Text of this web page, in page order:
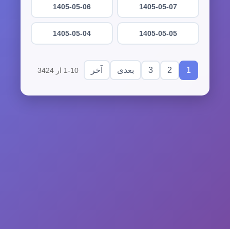
1405-05-07
1405-05-06
1405-05-05
1405-05-04
1
2
3 بعدی آخر 1-10 از 3424